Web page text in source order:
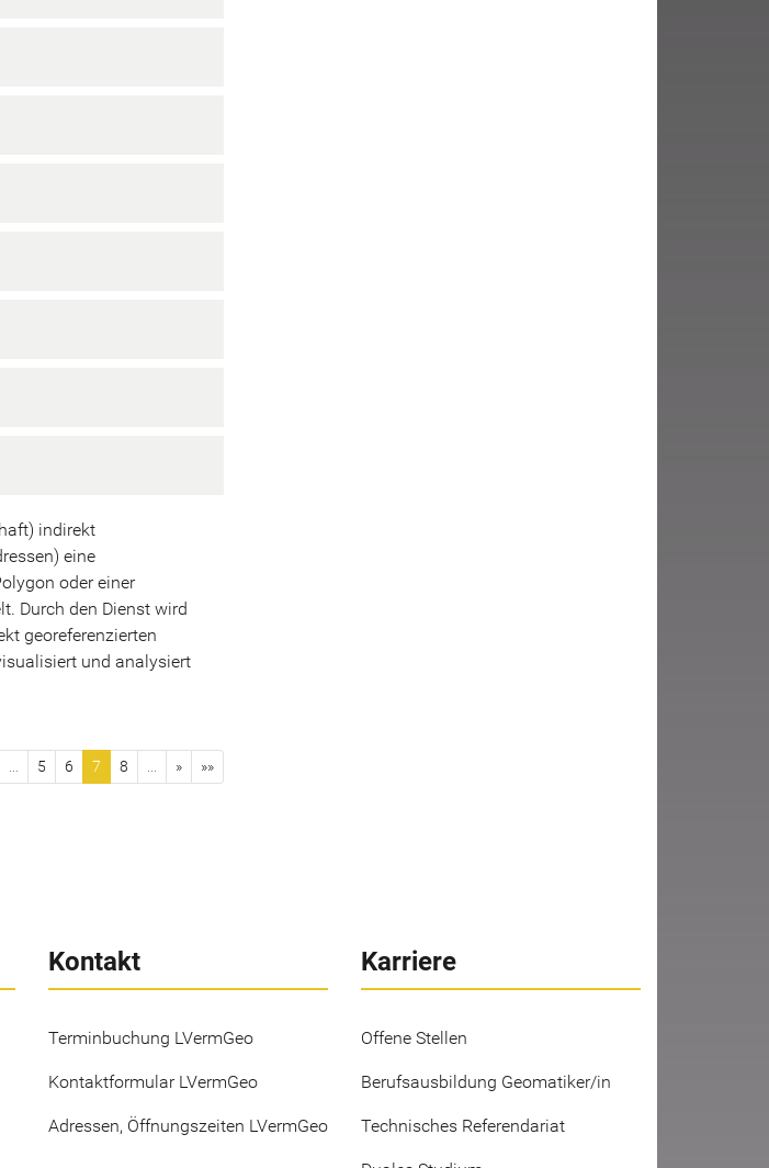
indirekt
eine
oder einer
Durch den Dienst wird
georeferenzierten
und analysiert
5 6 7 8 » »»
Kontakt
Terminbuchung LVermGeo
Kontaktformular LVermGeo
Adressen, Öffnungszeiten LVermGeo
Karriere
Offene Stellen
Berufsausbildung Geomatiker/in
Technisches Referendariat